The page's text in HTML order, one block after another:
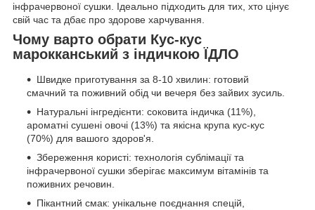
інфрачервоної сушки. Ідеально підходить для тих, хто цінує
свій час та дбає про здорове харчування.
Чому варто обрати Кус-кус
марокканський з індичкою ЇДЛО
Швидке приготування за 8-10 хвилин: готовий
смачний та поживний обід чи вечеря без зайвих зусиль.
Натуральні інгредієнти: соковита індичка (11%),
ароматні сушені овочі (13%) та якісна крупа кус-кус
(70%) для вашого здоров'я.
Збереження користі: технологія сублімації та
інфрачервоної сушки зберігає максимум вітамінів та
поживних речовин.
Пікантний смак: унікальне поєднання спецій,